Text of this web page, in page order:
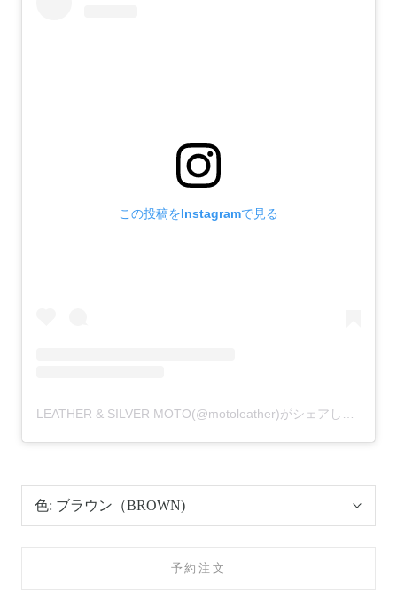
この投稿をInstagramで見る
色: ブラウン（BROWN)
予約注文